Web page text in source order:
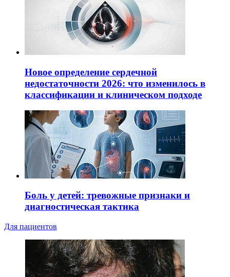
Новое определение сердечной
недостаточности 2026: что изменилось в
классификации и клиническом подходе
Боль у детей: тревожные признаки и
диагностическая тактика
Для пациентов